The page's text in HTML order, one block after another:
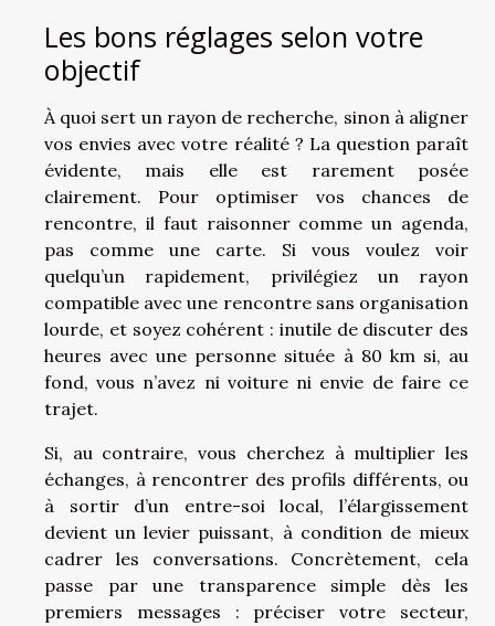
Les bons réglages selon votre
objectif
À quoi sert un rayon de recherche, sinon à aligner
vos envies avec votre réalité ? La question paraît
évidente, mais elle est rarement posée
clairement. Pour optimiser vos chances de
rencontre, il faut raisonner comme un agenda,
pas comme une carte. Si vous voulez voir
quelqu’un rapidement, privilégiez un rayon
compatible avec une rencontre sans organisation
lourde, et soyez cohérent : inutile de discuter des
heures avec une personne située à 80 km si, au
fond, vous n’avez ni voiture ni envie de faire ce
trajet.
Si, au contraire, vous cherchez à multiplier les
échanges, à rencontrer des profils différents, ou
à sortir d’un entre-soi local, l’élargissement
devient un levier puissant, à condition de mieux
cadrer les conversations. Concrètement, cela
passe par une transparence simple dès les
premiers messages : préciser votre secteur,